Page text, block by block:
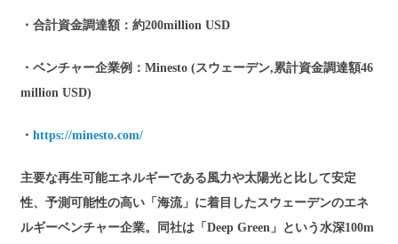
・合計資金調達額：約200million USD
・ベンチャー企業例：Minesto (スウェーデン,累計資金調達額46
million USD)
・https://minesto.com/
主要な再生可能エネルギーである風力や太陽光と比して安定
性、予測可能性の高い「海流」に着目したスウェーデンのエネ
ルギーベンチャー企業。同社は「Deep Green」という水深100m